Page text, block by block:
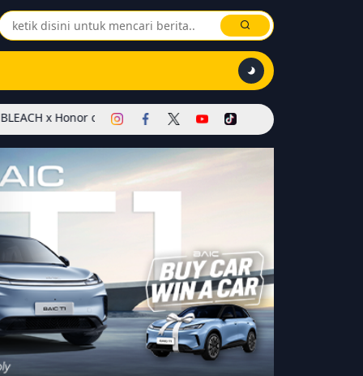
of Kings Dimulai! Hadirkan Skin Soul Reaper, Mode Khusus,